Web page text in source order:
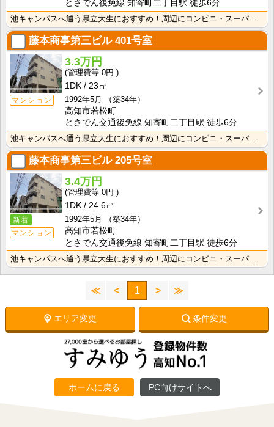
とさでん後免線 知寄町二丁目駅 徒歩6分
池キャンパスへ通う県立大生におすすめ！周辺にコンビニ・スーパーあり！敷金・礼金なし！エアコン付きで初･･･
藤本商事第三ビル401号室
マンション
3.3万円
0円
1DK
23㎡
1992年5月
（築34年）
高知市若松町
とさでん交通後免線 知寄町二丁目駅 徒歩6分
池キャンパスへ通う県立大生におすすめ！周辺にコンビニ・スーパーあり！敷金・礼金なし！エアコン付きで初･･･
藤本商事第三ビル205号室
新着
マンション
3.4万円
0円
1DK
24.6㎡
1992年5月
（築34年）
高知市若松町
とさでん交通後免線 知寄町二丁目駅 徒歩6分
≪ < 1 > ≫
エリア変更 条件変更
ホームに戻る PC向けサイトへ